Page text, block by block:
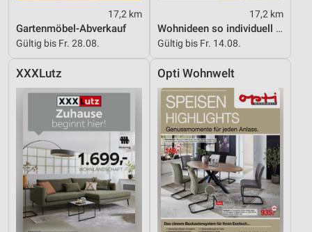
17,2 km
Gartenmöbel-Abverkauf
Gültig bis Fr. 28.08.
17,2 km
Wohnideen so individuell wie du!
Gültig bis Fr. 14.08.
XXXLutz Opti Wohnwelt